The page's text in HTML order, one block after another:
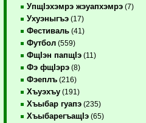
УпщIэхэмрэ жэуапхэмрэ (7)
Ухуэныгъэ (17)
Фестиваль (41)
Футбол (559)
ФщIэн папщIэ (11)
Фэ фщIэрэ (8)
Фэеплъ (216)
Хъуэхъу (191)
Хъыбар гуапэ (235)
ХъыбарегъащIэ (65)